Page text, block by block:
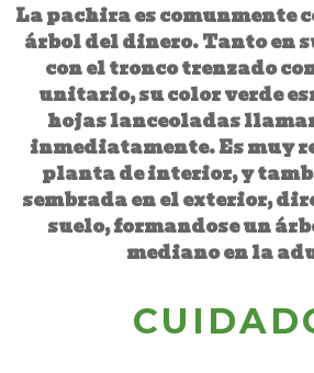
La pachira es comunmente
árbol del dinero. Tanto en
con el tronco trenzado
unitario, su color verde
hojas lanceoladas
inmediatamente. Es muy
planta de interior, y
sembrada en el exterior,
suelo, formandose un
mediano en la